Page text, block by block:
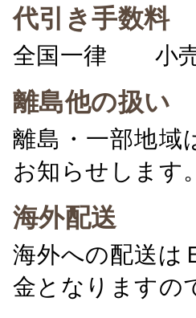
代引き手数料
全国一律 小
離島他の扱い
離島・一部地域
お知らせします。
海外配送
海外への配送は
金となりますの